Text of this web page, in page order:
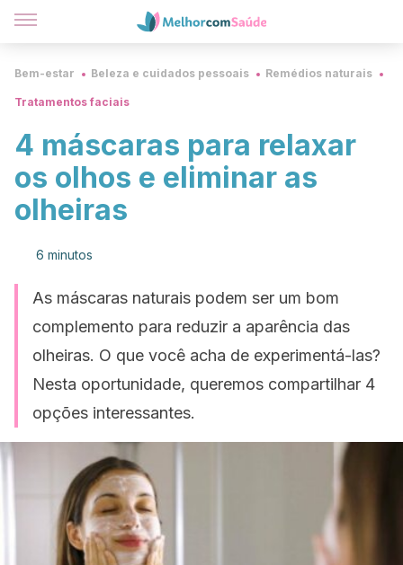
Bem-estar Beleza e cuidados pessoais Remédios naturais
Tratamentos faciais
4 máscaras para relaxar
os olhos e eliminar as
olheiras
6 minutos
As máscaras naturais podem ser um bom
complemento para reduzir a aparência das
olheiras. O que você acha de experimentá-las?
Nesta oportunidade, queremos compartilhar 4
opções interessantes.